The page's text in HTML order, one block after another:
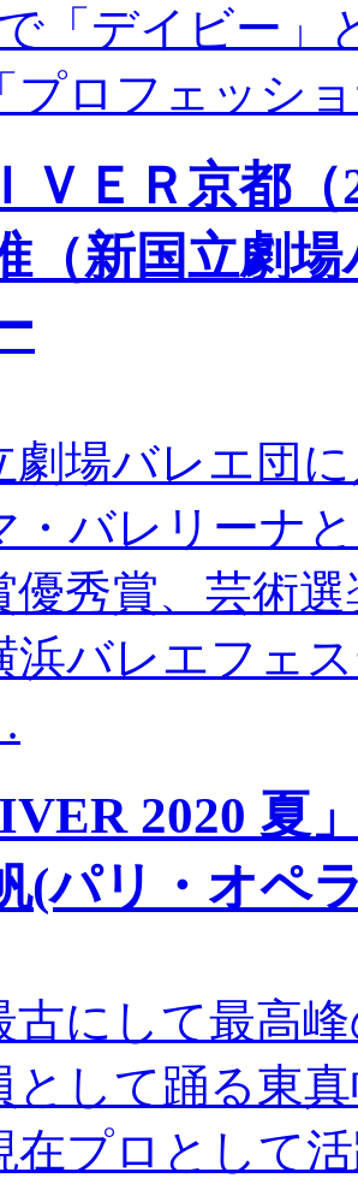
「デイビー」
プロフェッシ
ＶＥＲ京都
（新国立劇
劇場バレエ団
・バレリーナ
優秀賞、芸術
浜バレエフェ
2020 夏
(パリ・オペ
古にして最高
として踊る東
在プロとして